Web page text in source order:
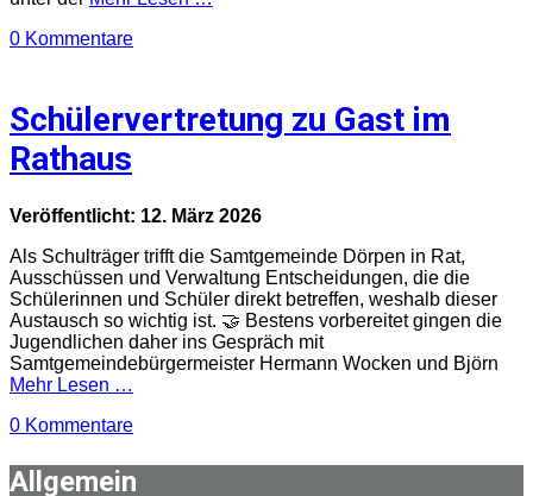
0 Kommentare
Schülervertretung zu Gast im
Rathaus
Veröffentlicht: 12. März 2026
Als Schulträger trifft die Samtgemeinde Dörpen in Rat,
Ausschüssen und Verwaltung Entscheidungen, die die
Schülerinnen und Schüler direkt betreffen, weshalb dieser
Austausch so wichtig ist. 🤝 Bestens vorbereitet gingen die
Jugendlichen daher ins Gespräch mit
Samtgemeindebürgermeister Hermann Wocken und Björn
Mehr Lesen …
0 Kommentare
Allgemein